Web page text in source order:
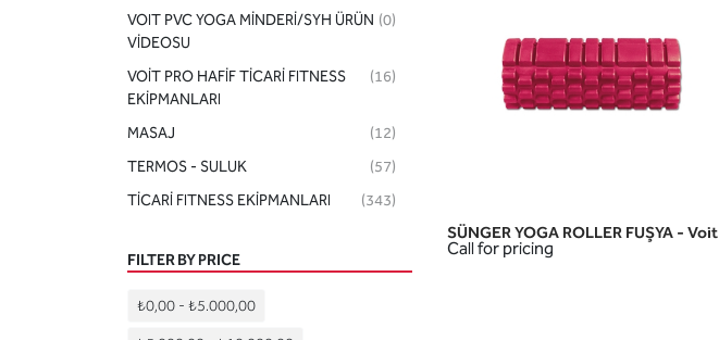
AKSESUARLAR
(70)
VOIT PVC YOGA MİNDERİ/SYH ÜRÜN
VİDEOSU
(0)
VOİT PRO HAFİF TİCARİ FITNESS
EKİPMANLARI
(16)
MASAJ
(12)
TERMOS - SULUK
(57)
TİCARİ FITNESS EKİPMANLARI
(343)
FILTER BY PRICE
₺0,00 - ₺5.000,00
QUICK VIEW
SÜNGER YOGA ROLLER FUŞYA - Voit
Call for pricing